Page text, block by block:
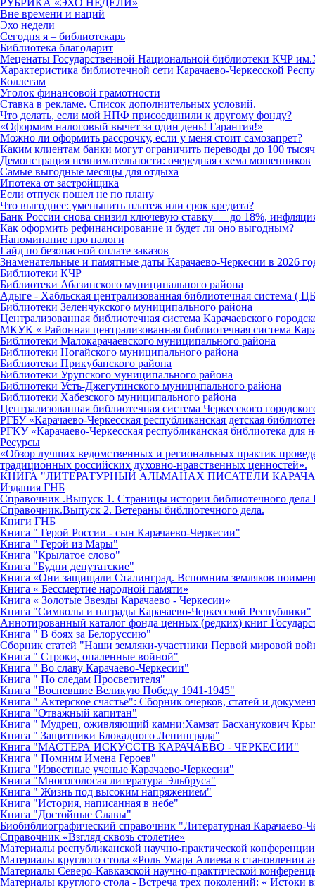
РУБРИКА «ЭХО НЕДЕЛИ»
Вне времени и наций
Эхо недели
Сегодня я – библиотекарь
Библиотека благодарит
Меценаты Государственной Национальной библиотеки КЧР
Характеристика библиотечной сети Карачаево-Черкесской
Коллегам
Уголок финансовой грамотности
Ставка в рекламе. Список дополнительных условий.
Что делать, если мой НПФ присоединили к другому фонду?
«Оформим налоговый вычет за один день! Гарантия!»
Можно ли оформить рассрочку, если у меня стоит самозапрет?
Каким клиентам банки могут ограничить переводы до 100
Демонстрация невнимательности: очередная схема мошенников
Самые выгодные месяцы для отдыха
Ипотека от застройщика
Если отпуск пошел не по плану
Что выгоднее: уменьшить платеж или срок кредита?
Банк России снова снизил ключевую ставку — до 18%,
Как оформить рефинансирование и будет ли оно выгодным?
Напоминание про налоги
Гайд по безопасной оплате заказов
Знаменательные и памятные даты Карачаево-Черкесии в 2026
Библиотеки КЧР
Библиотеки Абазинского муниципального района
Адыге - Хабльская централизованная библиотечная система (
Библиотеки Зеленчукского муниципального района
Централизованная библиотечная система Карачаевского
МКУК « Районная централизованная библиотечная система
Библиотеки Малокарачаевского муниципального района
Библиотеки Ногайского муниципального района
Библиотеки Прикубанского района
Библиотеки Урупского муниципального района
Библиотеки Усть-Джегутинского муниципального района
Библиотеки Хабезского муниципального района
Централизованная библиотечная система Черкесского
РГБУ «Карачаево-Черкесская республиканская детская
РГКУ «Карачаево-Черкесская республиканская библиотека для
Ресурсы
«Обзор лучших ведомственных и региональных практик
традиционных российских духовно-нравственных ценностей».
КНИГА "ЛИТЕРАТУРНЫЙ АЛЬМАНАХ ПИСАТЕЛИ
Издания ГНБ
Справочник .Выпуск 1. Страницы истории библиотечного дела
Справочник.Выпуск 2. Ветераны библиотечного дела.
Книги ГНБ
Книга " Герой России - сын Карачаево-Черкесии"
Книга " Герой из Мары"
Книга "Крылатое слово"
Книга "Будни депутатские"
Книга «Они защищали Сталинград. Вспомним земляков
Книга « Бессмертие народной памяти»
Книга « Золотые Звезды Карачаево - Черкесии»
Книга "Символы и награды Карачаево-Черкесской Республики"
Аннотированный каталог фонда ценных (редких) книг
Книга " В боях за Белоруссию"
Сборник статей "Наши земляки-участники Первой мировой
Книга " Строки, опаленные войной"
Книга " Во славу Карачаево-Черкесии"
Книга " По следам Просветителя"
Книга "Воспевшие Великую Победу 1941-1945"
Книга " Актерское счастье": Сборник очерков, статей и
Книга "Отважный капитан"
Книга " Мудрец, оживляющий камни:Хамзат Басханукович
Книга " Защитники Блокадного Ленинграда"
Книга "МАСТЕРА ИСКУССТВ КАРАЧАЕВО - ЧЕРКЕСИИ"
Книга " Помним Имена Героев"
Книга "Известные ученые Карачаево-Черкесии"
Книга "Многоголосая литература Эльбруса"
Книга " Жизнь под высоким напряжением"
Книга "История, написанная в небе"
Книга "Достойные Славы"
Биобиблиографический справочник "Литературная Карачаево-
Справочник «Взгляд сквозь столетие»
Материалы республиканской научно-практической
Материалы круглого стола «Роль Умара Алиева в становлении
Материалы Северо-Кавказской научно-практической
Материалы круглого стола - Встреча трех поколений: «